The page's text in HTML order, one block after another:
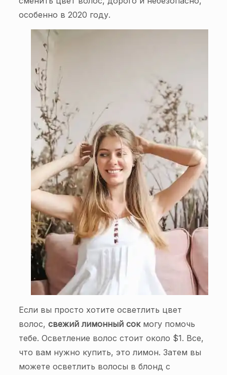
особенно в 2020 году.
Если вы просто хотите осветлить цвет
волос, свежий лимонный сокмогу помочь
тебе. Осветление волос стоит около $1. Все,
что вам нужно купить, это лимон. Затем вы
можете осветлить волосы в блонд с